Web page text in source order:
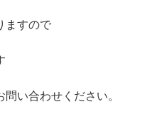
ますので
い合わせください。